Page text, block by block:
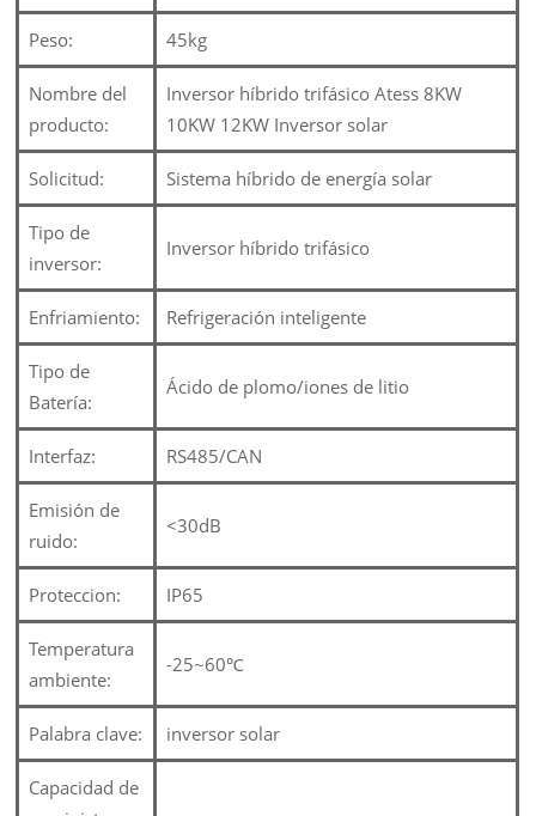
Peso: 45kg
Nombre del
producto:
Inversor híbrido trifásico Atess 8KW
10KW 12KW Inversor solar
Solicitud: Sistema híbrido de energía solar
Tipo de
inversor:
Inversor híbrido trifásico
Enfriamiento: Refrigeración inteligente
Tipo de
Batería:
Ácido de plomo/iones de litio
Interfaz: RS485/CAN
Emisión de
ruido:
<30dB
Proteccion: IP65
Temperatura
ambiente:
-25~60℃
Palabra clave: inversor solar
Capacidad de